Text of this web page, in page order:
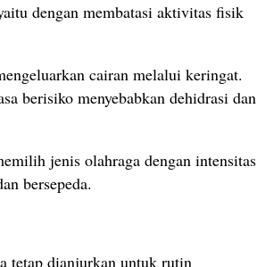
dengan membatasi aktivitas fisik
cairan melalui keringat.
berisiko menyebabkan dehidrasi dan
jenis olahraga dengan intensitas
bersepeda.
tetap dianjurkan untuk rutin